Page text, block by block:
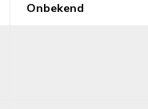
Onbekend